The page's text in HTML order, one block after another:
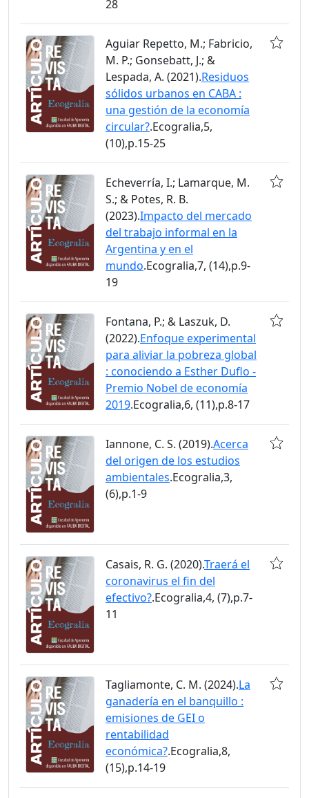
28
Aguiar Repetto, M.; Fabricio,
M. P.; Gonsebatt, J.; &
Lespada, A. (2021).Residuos
sólidos urbanos en CABA :
una gestión de la economía
circular?.Ecogralia,5,
(10),p.15-25
Echeverría, I.; Lamarque, M.
S.; & Potes, R. B.
(2023).Impacto del mercado
del trabajo informal en la
Argentina y en el
mundo.Ecogralia,7, (14),p.9-
19
Fontana, P.; & Laszuk, D.
(2022).Enfoque experimental
para aliviar la pobreza global
: conociendo a Esther Duflo -
Premio Nobel de economía
2019.Ecogralia,6, (11),p.8-17
Iannone, C. S. (2019).Acerca
del origen de los estudios
ambientales.Ecogralia,3,
(6),p.1-9
Casais, R. G. (2020).Traerá el
coronavirus el fin del
efectivo?.Ecogralia,4, (7),p.7-
11
Tagliamonte, C. M. (2024).La
ganadería en el banquillo :
emisiones de GEI o
rentabilidad
económica?.Ecogralia,8,
(15),p.14-19